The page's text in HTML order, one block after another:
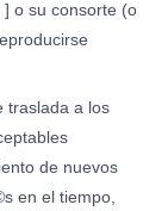
o su consorte (o
traslada a los
de nuevos
en el tiempo,